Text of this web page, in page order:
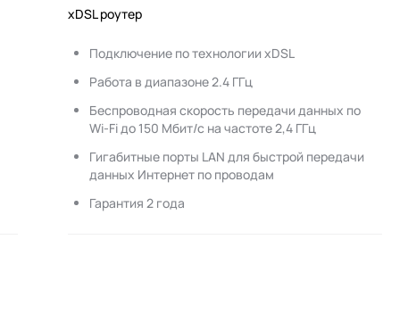
xDSL роутер
Подключение по технологии xDSL
Работа в диапазоне 2.4 ГГц
Беспроводная скорость передачи данных по
Wi-Fi до 150 Мбит/с на частоте 2,4 ГГц
Гигабитные порты LAN для быстрой передачи
данных Интернет по проводам
Гарантия 2 года